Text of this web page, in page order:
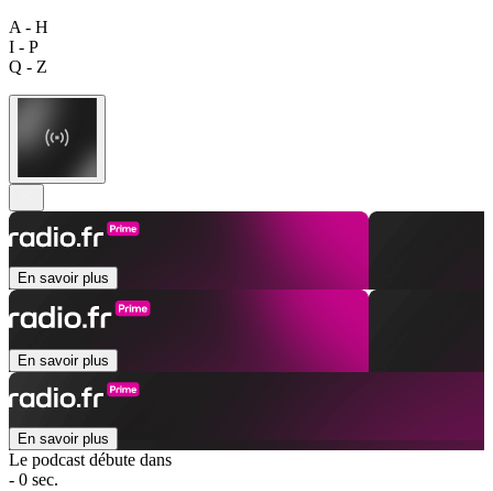
A - H
I - P
Q - Z
En savoir plus
En savoir plus
En savoir plus
Le podcast débute dans
- 0 sec.